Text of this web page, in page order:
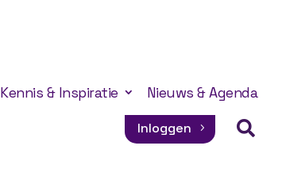
Kennis & Inspiratie Nieuws & Agenda
Inloggen 